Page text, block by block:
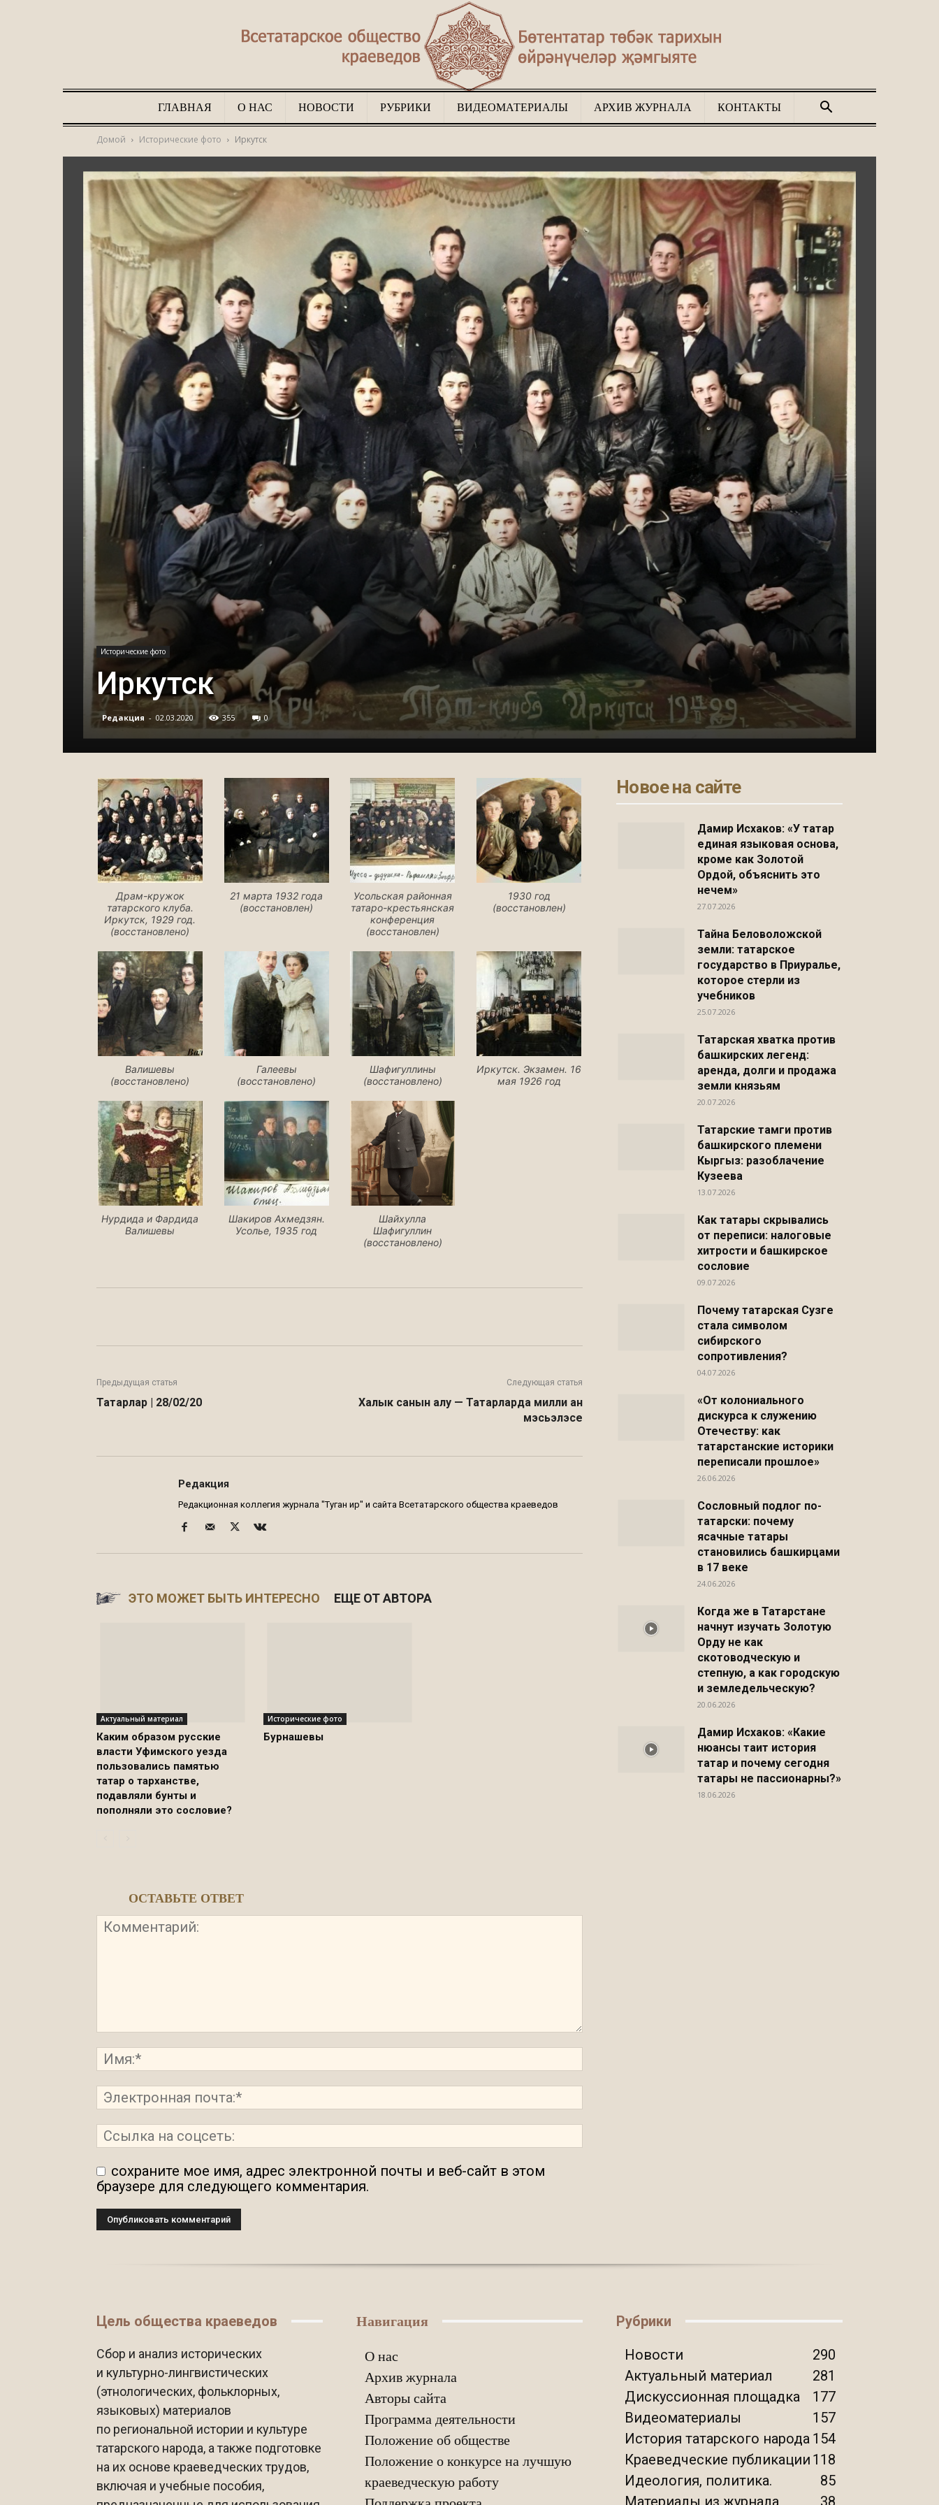
ГЛАВНАЯ О НАС НОВОСТИ РУБРИКИ ВИДЕОМАТЕРИАЛЫ АРХИВ ЖУРНАЛА КОНТАКТЫ
Домой Исторические фото Иркутск
Исторические фото
Иркутск
Редакция - 02.03.2020 355 0
Драм-кружок
татарского клуба.
Иркутск, 1929 год.
(восстановлено)
21 марта 1932 года
(восстановлен)
Усольская районная
татаро-крестьянская
конференция
(восстановлен)
1930 год
(восстановлен)
Валишевы
(восстановлено)
Галеевы
(восстановлено)
Шафигуллины
(восстановлено)
Иркутск. Экзамен. 16
мая 1926 год
Нурдида и Фардида
Валишевы
Шакиров Ахмедзян.
Усолье, 1935 год
Шайхулла
Шафигуллин
(восстановлено)
Предыдущая статья
Татарлар | 28/02/20
Следующая статья
Халык санын алу — Татарларда милли ан
мэсьэлэсе
Редакция
Редакционная коллегия журнала "Туган җир" и сайта Всетатарского общества краеведов
ЭТО МОЖЕТ БЫТЬ ИНТЕРЕСНО ЕЩЕ ОТ АВТОРА
Актуальный материал
Каким образом русские
власти Уфимского уезда
пользовались памятью
татар о тарханстве,
подавляли бунты и
пополняли это сословие?
Исторические фото
Бурнашевы
ОСТАВЬТЕ ОТВЕТ
сохраните мое имя, адрес электронной почты и веб-сайт в этом
браузере для следующего комментария.
Новое на сайте
Дамир Исхаков: «У татар
единая языковая основа,
кроме как Золотой
Ордой, объяснить это
нечем»
27.07.2026
Тайна Беловоложской
земли: татарское
государство в Приуралье,
которое стерли из
учебников
25.07.2026
Татарская хватка против
башкирских легенд:
аренда, долги и продажа
земли князьям
20.07.2026
Татарские тамги против
башкирского племени
Кыргыз: разоблачение
Кузеева
13.07.2026
Как татары скрывались
от переписи: налоговые
хитрости и башкирское
сословие
09.07.2026
Почему татарская Сузге
стала символом
сибирского
сопротивления?
04.07.2026
«От колониального
дискурса к служению
Отечеству: как
татарстанские историки
переписали прошлое»
26.06.2026
Сословный подлог по-
татарски: почему
ясачные татары
становились башкирцами
в 17 веке
24.06.2026
Когда же в Татарстане
начнут изучать Золотую
Орду не как
скотоводческую и
степную, а как городскую
и земледельческую?
20.06.2026
Дамир Исхаков: «Какие
нюансы таит история
татар и почему сегодня
татары не пассионарны?»
18.06.2026
Цель общества краеведов
Сбор и анализ исторических
и культурно-лингвистических
(этнологических, фольклорных,
языковых) материалов
по региональной истории и культуре
татарского народа, а также подготовке
на их основе краеведческих трудов,
включая и учебные пособия,
Навигация
О нас
Архив журнала
Авторы сайта
Программа деятельности
Положение об обществе
Положение о конкурсе на лучшую
краеведческую работу
Рубрики
Новости
290
Актуальный материал
281
Дискуссионная площадка
177
Видеоматериалы
157
История татарского народа 154
Краеведческие публикации 118
Идеология, политика.
85
Материалы из журнала
38